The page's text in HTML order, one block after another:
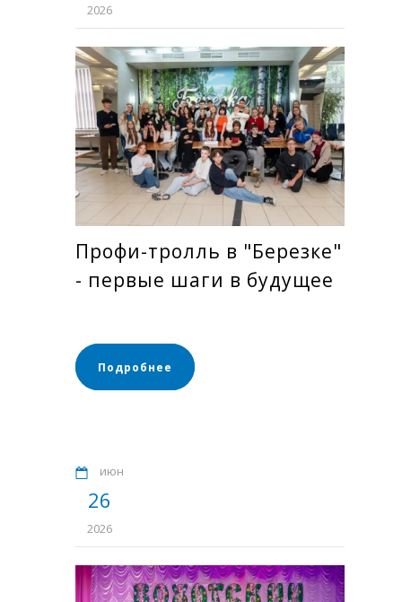
2026
Профи-тролль в "Березке"
- первые шаги в будущее
Подробнее
июн
26
2026